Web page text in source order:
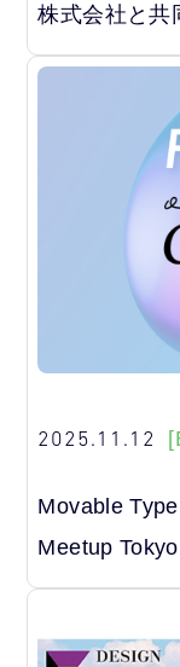
株式会社と共
2025.11.12
Movable
Meetup